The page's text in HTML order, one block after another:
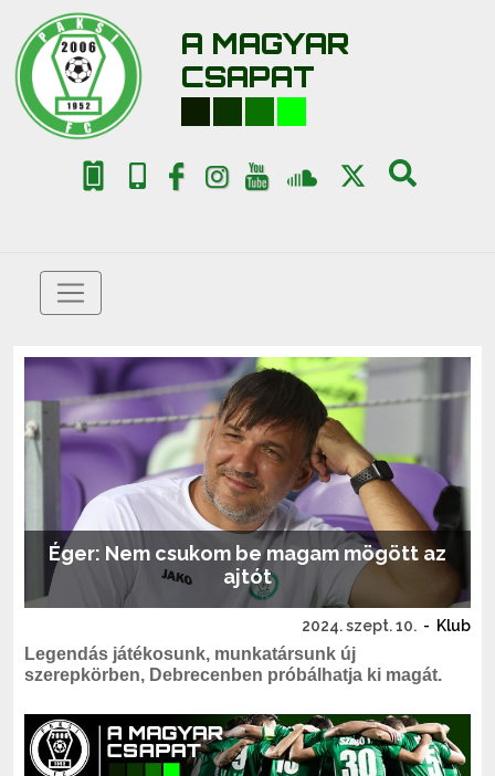
A MAGYAR
CSAPAT
Éger: Nem csukom be magam mögött az
ajtót
2024. szept. 10. - Klub
Legendás játékosunk, munkatársunk új
szerepkörben, Debrecenben próbálhatja ki magát.